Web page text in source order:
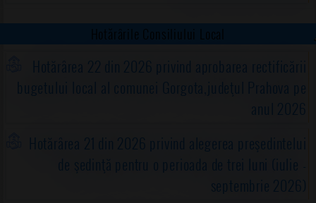
Hotărârile Consiliului Local
Hotărârea 22 din 2026 privind aprobarea rectificării
bugetului local al comunei Gorgota,judeţul Prahova pe
anul 2026
Hotărârea 21 din 2026 privind alegerea preşedintelui
de şedinţă pentru o perioada de trei luni (iulie -
septembrie 2026)